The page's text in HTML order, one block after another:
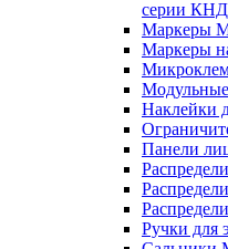
серии
Маркеры
Маркеры
Наклейки
Панели
Ручки для